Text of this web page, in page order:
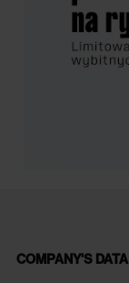
COMPANY'S DATA